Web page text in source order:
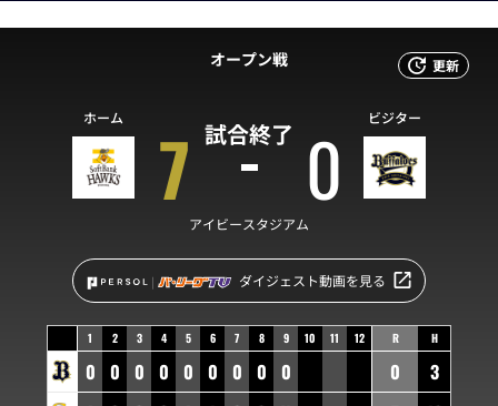
更新
オープン戦
試合終了
ホーム 7 0 ビジター
アイビースタジアム
ダイジェスト動画を見る
1 2 3 4 5 6 7 8 9 10 11 12
0 0 0 0 0 0 0 0 0
R H
0
3